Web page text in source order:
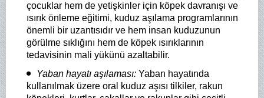
çocuklar hem de yetişkinler için köpek davranışı ve
ısırık önleme eğitimi, kuduz aşılama programlarının
önemli bir uzantısıdır ve hem insan kuduzunun
görülme sıklığını hem de köpek ısırıklarının
tedavisinin mali yükünü azaltabilir.
Yaban hayatı aşılaması: Yaban hayatında
kullanılmak üzere oral kuduz aşısı tilkiler, rakun